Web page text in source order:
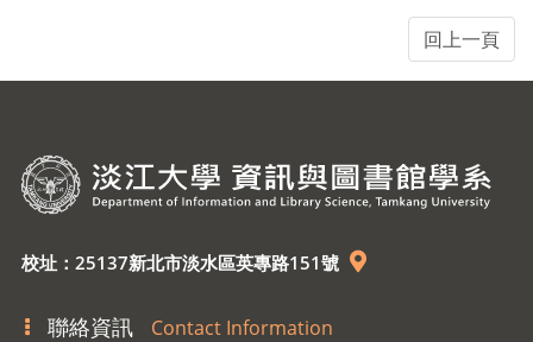
校址：25137新北市淡水區英專路151號
聯絡資訊 Contact Information